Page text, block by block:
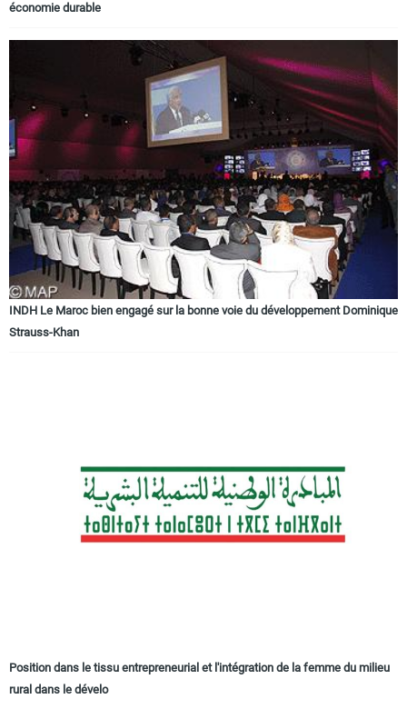
économie durable
INDH Le Maroc bien engagé sur la bonne voie du développement Dominique
Strauss-Khan
Position dans le tissu entrepreneurial et l'intégration de la femme du milieu
rural dans le dévelo